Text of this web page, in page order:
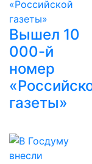
Вышел 10
000-й
номер
газеты»